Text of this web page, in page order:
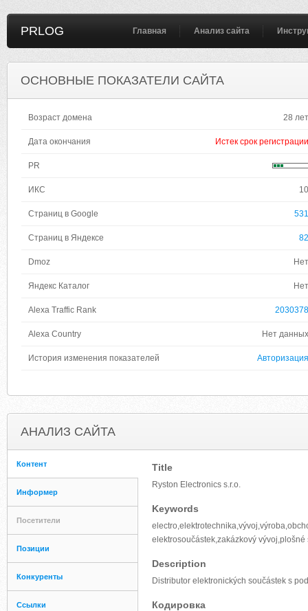
PRLOG Главная Анализ сайта
ОСНОВНЫЕ ПОКАЗАТЕЛИ САЙТА
Возраст домена 28 лет
Дата окончания Истек срок регистрации
PR
ИКС 10
Страниц в Google 531
Страниц в Яндексе 82
Dmoz Нет
Яндекс Каталог Нет
Alexa Traffic Rank 2030378
Alexa Country Нет данных
История изменения показателей Авторизация
АНАЛИЗ САЙТА
Контент
Информер
Посетители
Позиции
Конкуренты
Ссылки
Title
Ryston Electronics s.r.o.
Keywords
elektrosoučástek,zakázkový
Description
Distributor elektronických součástek s
Кодировка